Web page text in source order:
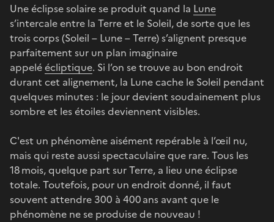
Une éclipse solaire se produit quand la Lune
s’intercale entre la Terre et le Soleil, de sorte que les
trois corps (Soleil – Lune – Terre) s’alignent presque
parfaitement sur un plan imaginaire
appeléécliptique. Si l’on se trouve au bon endroit
durant cet alignement, la Lune cache le Soleil pendant
quelques minutes : le jour devient soudainement plus
sombre et les étoiles deviennent visibles.
C'est un phénomène aisément repérable à l’œil nu,
mais qui reste aussi spectaculaire que rare. Tous les
18 mois, quelque part sur Terre, a lieu une éclipse
totale. Toutefois, pour un endroit donné, il faut
souvent attendre 300 à 400 ans avant que le
phénomène ne se produise de nouveau !